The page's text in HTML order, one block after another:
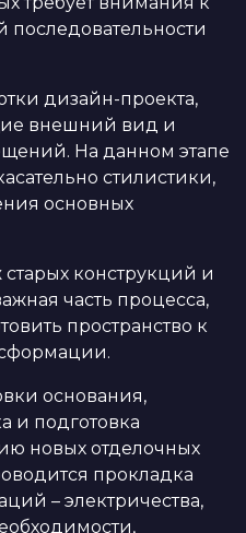
дизайн-проекта,
внешний вид и
На данном этапе
стилистики,
основных
конструкций и
часть процесса,
пространство к
основания,
и подготовка
новых отделочных
прокладка
– электричества,